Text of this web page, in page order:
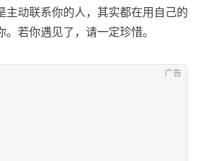
主动联系你的人，其实都在用自己的
若你遇见了，请一定珍惜。
广告